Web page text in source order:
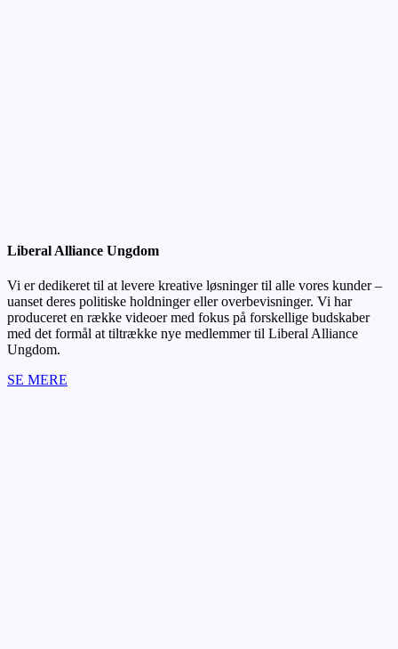
Liberal Alliance Ungdom
Vi er dedikeret til at levere kreative løsninger til alle vores kunder –
uanset deres politiske holdninger eller overbevisninger. Vi har
produceret en række videoer med fokus på forskellige budskaber
med det formål at tiltrække nye medlemmer til Liberal Alliance
Ungdom.
SE MERE